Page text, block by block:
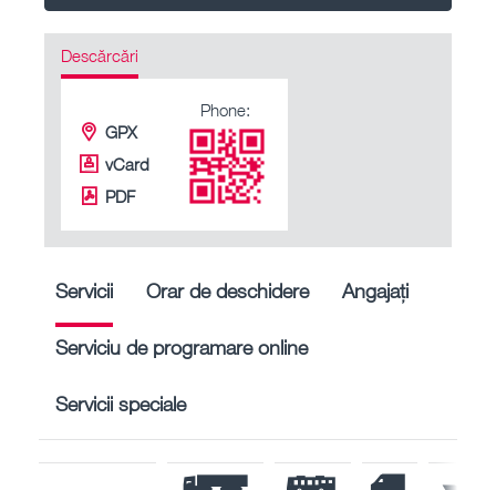
Descărcări
GPX
vCard
PDF
Phone:
Servicii Orar de deschidere Angajați
Serviciu de programare online
Servicii speciale